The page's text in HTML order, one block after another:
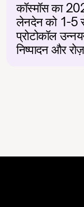
कॉस्मॉस का
लेनदेन को 1-5
प्रोटोकॉल
निष्पादन और